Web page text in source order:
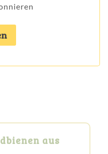
aus